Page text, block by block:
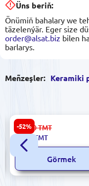
Üns beriň:
Önümiň bahalary we
täzelenýär. Eger size
order@alsat.biz bilen
barlarys.
Meñzeşler: Keramiki
-52%
Dune 186723 |
plitka 15x59,4 sm
Cenefa Persepolis
112.00TMT
53.00
TMT
Görmek